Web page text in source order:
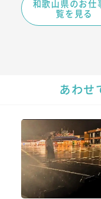
和歌山県のお仕
覧を見る
あわせ